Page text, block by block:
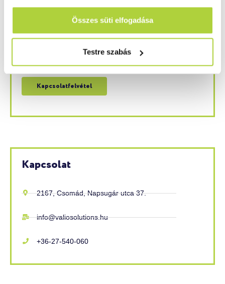
Összes süti elfogadása
Testre szabás
Ha kérdése van műanyag reklámipari termékeink,
szolgáltatásainkkal kapcsolatban, akkor forduljon
hozzánk bizalommal. Szakértő kollégáink a lehető
Kapcsolatfelvétel
Kapcsolat
2167, Csomád, Napsugár utca 37.
info@valiosolutions.hu
+36-27-540-060